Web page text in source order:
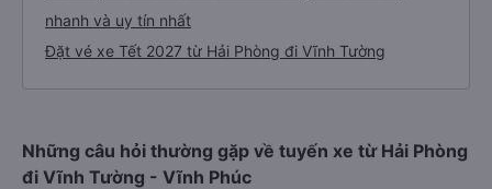
nhanh và uy tín nhất
Đặt vé xe Tết 2027 từ Hải Phòng đi Vĩnh Tường
Những câu hỏi thường gặp về tuyến xe từ Hải Phòng
đi Vĩnh Tường - Vĩnh Phúc